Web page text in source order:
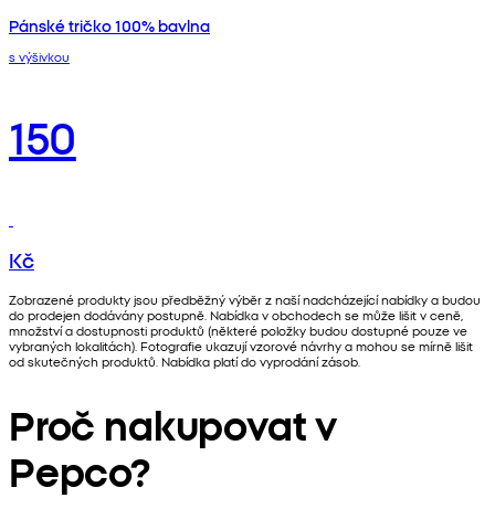
Pánské tričko 100% bavlna
s výšivkou
150
Kč
Zobrazené produkty jsou předběžný výběr z naší nadcházející nabídky a budou
do prodejen dodávány postupně. Nabídka v obchodech se může lišit v ceně,
množství a dostupnosti produktů (některé položky budou dostupné pouze ve
vybraných lokalitách). Fotografie ukazují vzorové návrhy a mohou se mírně lišit
od skutečných produktů. Nabídka platí do vyprodání zásob.
Proč nakupovat v
Pepco?